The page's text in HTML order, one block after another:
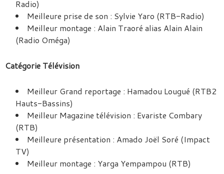
Radio)
Meilleure prise de son : Sylvie Yaro (RTB-Radio)
Meilleur montage : Alain Traoré alias Alain Alain
(Radio Oméga)
Catégorie Télévision
Meilleur Grand reportage : Hamadou Lougué (RTB2
Hauts-Bassins)
Meilleur Magazine télévision : Evariste Combary
(RTB)
Meilleure présentation : Amado Joël Soré (Impact
TV)
Meilleur montage : Yarga Yempampou (RTB)